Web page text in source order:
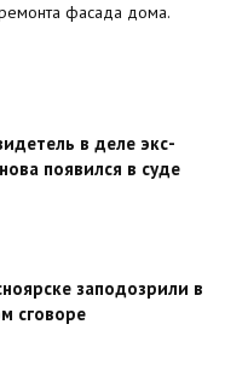
фасада дома.
в деле экс-
появился в суде
заподозрили в
сговоре